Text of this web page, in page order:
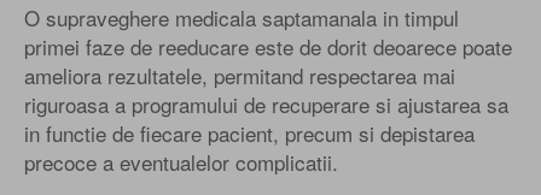
O supraveghere medicala saptamanala in timpul
primei faze de reeducare este de dorit deoarece poate
ameliora rezultatele, permitand respectarea mai
riguroasa a programului de recuperare si ajustarea sa
in functie de fiecare pacient, precum si depistarea
precoce a eventualelor complicatii.